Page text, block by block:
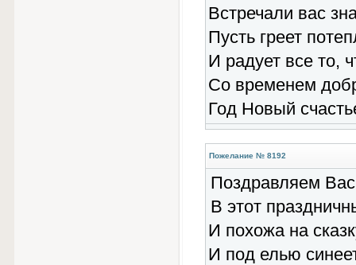
Встречали вас
Пусть греет
И радует все то,
Со временем
Год Новый
Пожелание № 8192
Поздравляем
В этот
И похожа на
И под елью